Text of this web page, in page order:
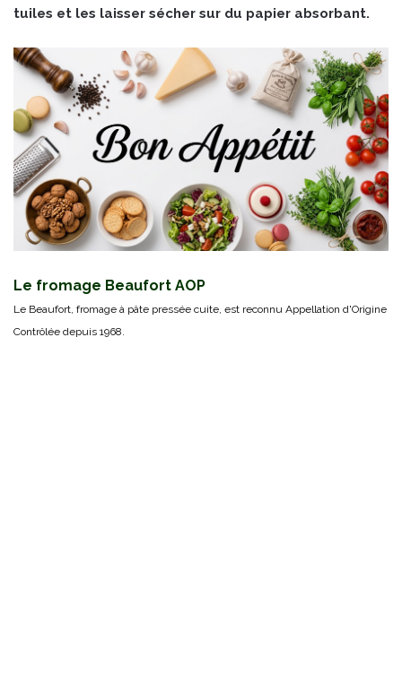
tuiles et les laisser sécher sur du papier absorbant.
Le fromage Beaufort AOP
Le Beaufort, fromage à pâte pressée cuite, est reconnu Appellation d'Origine
Contrôlée depuis 1968.